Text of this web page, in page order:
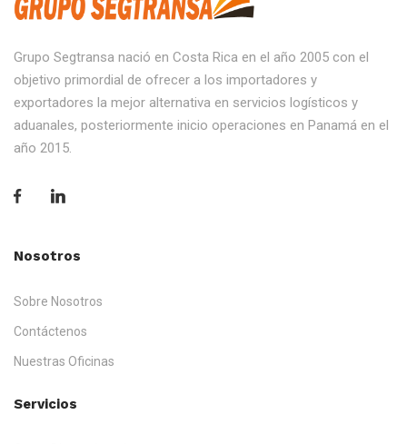
Grupo Segtransa nació en Costa Rica en el año 2005 con el
objetivo primordial de ofrecer a los importadores y
exportadores la mejor alternativa en servicios logísticos y
aduanales, posteriormente inicio operaciones en Panamá en el
año 2015.
Nosotros
Sobre Nosotros
Contáctenos
Nuestras Oficinas
Servicios